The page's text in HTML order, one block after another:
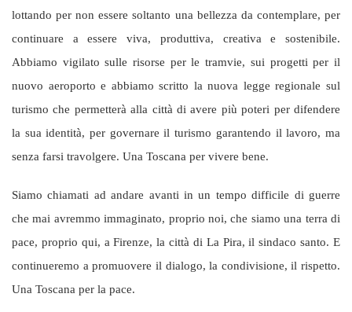
lottando per non essere soltanto una bellezza da contemplare, per
continuare a essere viva, produttiva, creativa e sostenibile.
Abbiamo vigilato sulle risorse per le tramvie, sui progetti per il
nuovo aeroporto e abbiamo scritto la nuova legge regionale sul
turismo che permetterà alla città di avere più poteri per difendere
la sua identità, per governare il turismo garantendo il lavoro, ma
senza farsi travolgere. Una Toscana per vivere bene.
Siamo chiamati ad andare avanti in un tempo difficile di guerre
che mai avremmo immaginato, proprio noi, che siamo una terra di
pace, proprio qui, a Firenze, la città di La Pira, il sindaco santo. E
continueremo a promuovere il dialogo, la condivisione, il rispetto.
Una Toscana per la pace.